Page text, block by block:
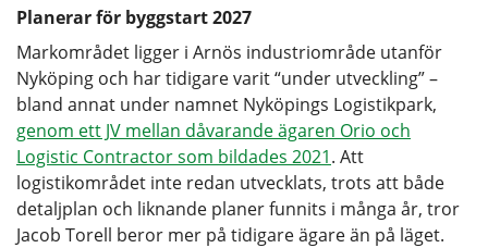
Planerar för byggstart 2027
Markområdet ligger i Arnös industriområde utanför
Nyköping och har tidigare varit “under utveckling” –
bland annat under namnet Nyköpings Logistikpark,
genom ett JV mellan dåvarande ägaren Orio och
Logistic Contractor som bildades 2021. Att
logistikområdet inte redan utvecklats, trots att både
detaljplan och liknande planer funnits i många år, tror
Jacob Torell beror mer på tidigare ägare än på läget.